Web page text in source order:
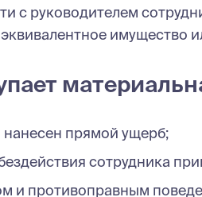
с руководителем
имущество
нанесен прямой ущерб;
сотрудника
и противоправным